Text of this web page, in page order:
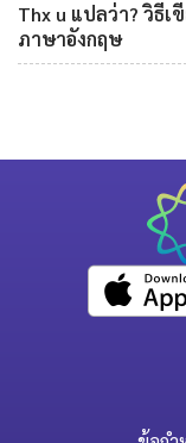
Thx u แปลว่า? วิธีเ
ภาษาอังกฤษ